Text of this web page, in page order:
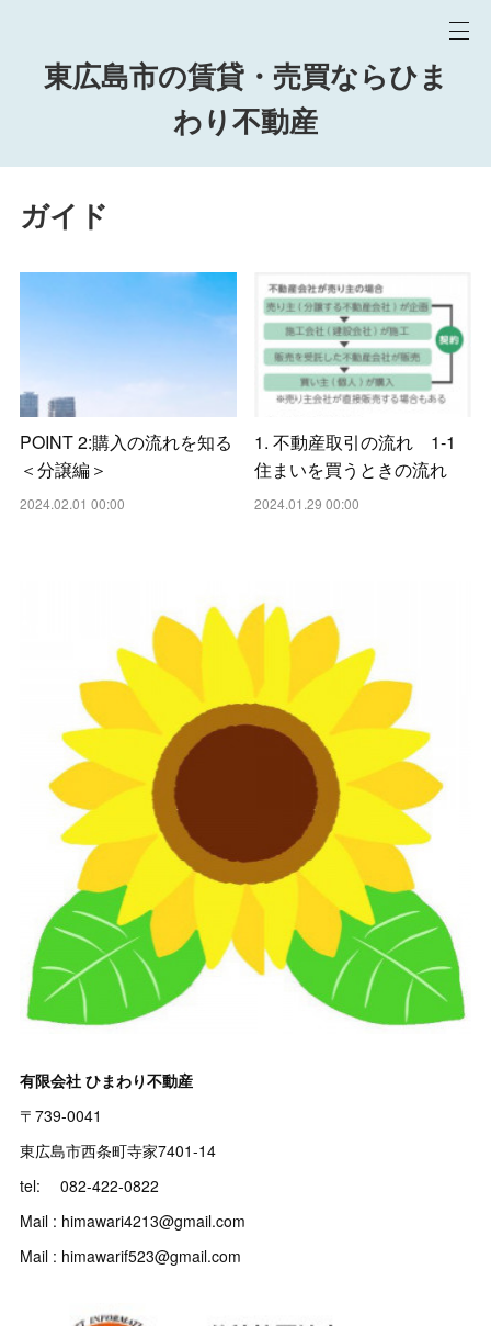
東広島市の賃貸・売買ならひま
わり不動産
ガイド
POINT 2:購入の流れを知る
＜分譲編＞
2024.02.01 00:00
1. 不動産取引の流れ 1-1
住まいを買うときの流れ
2024.01.29 00:00
有限会社 ひまわり不動産
〒739-0041
東広島市西条町寺家7401-14
tel: 082-422-0822
Mail : himawari4213@gmail.com
Mail : himawarif523@gmail.com